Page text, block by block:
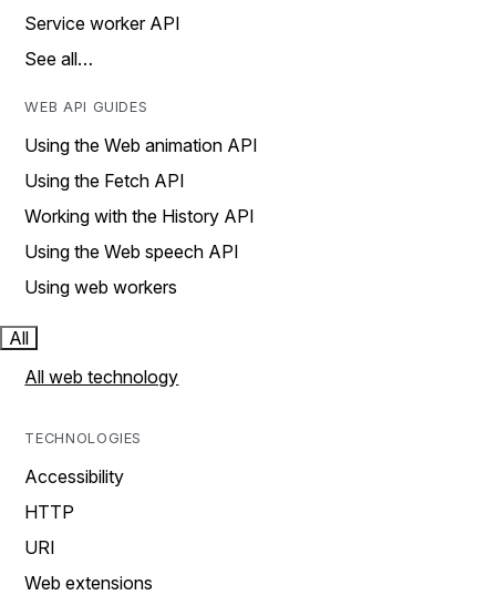
Service worker API
See all…
WEB API GUIDES
Using the Web animation API
Using the Fetch API
Working with the History API
Using the Web speech API
Using web workers
All
All web technology
TECHNOLOGIES
Accessibility
HTTP
URI
Web extensions